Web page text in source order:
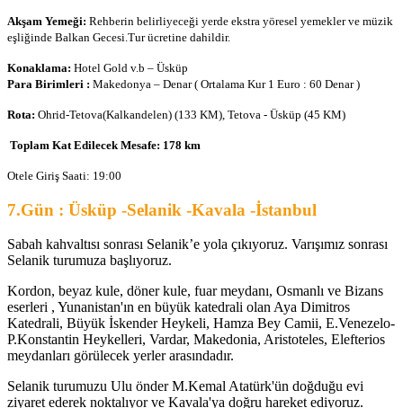
Akşam Yemeği: Rehberin belirliyeceği yerde ekstra yöresel yemekler ve müzik
eşliğinde Balkan Gecesi.Tur ücretine dahildir.
Konaklama: Hotel Gold v.b – Üsküp
Para Birimleri : Makedonya – Denar ( Ortalama Kur 1 Euro : 60 Denar )
Rota: Ohrid-Tetova(Kalkandelen) (133 KM), Tetova - Üsküp (45 KM)
Toplam Kat Edilecek Mesafe: 178 km
Otele Giriş Saati: 19:00
7.Gün : Üsküp -Selanik -Kavala -İstanbul
Sabah kahvaltısı sonrası Selanik’e yola çıkıyoruz. Varışımız sonrası
Selanik turumuza başlıyoruz.
Kordon, beyaz kule, döner kule, fuar meydanı, Osmanlı ve Bizans
eserleri , Yunanistan'ın en büyük katedrali olan Aya Dimitros
Katedrali, Büyük İskender Heykeli, Hamza Bey Camii, E.Venezelo-
P.Konstantin Heykelleri, Vardar, Makedonia, Aristoteles, Elefterios
meydanları görülecek yerler arasındadır.
Selanik turumuzu Ulu önder M.Kemal Atatürk'ün doğduğu evi
ziyaret ederek noktalıyor ve Kavala'ya doğru hareket ediyoruz.